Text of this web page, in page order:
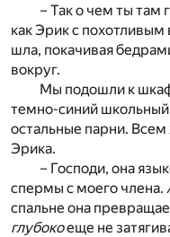
– Так о чем ты там
как Эрик с
шла, покачивая
вокруг.
Мы подошли к
темно-синий школьный
остальные парни. Всем
Эрика.
– Господи, она
спермы с моего члена.
спальне она
глубокоеще не